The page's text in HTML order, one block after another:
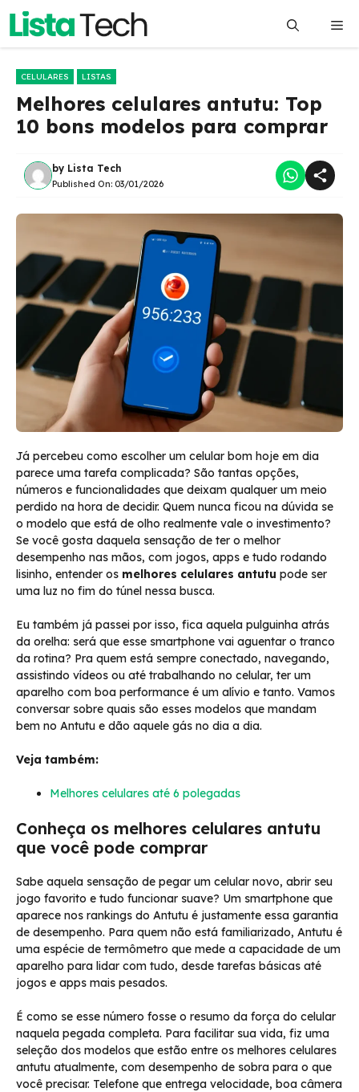
Pular
o
CELULARES LISTAS
Melhores celulares antutu: Top
10 bons modelos para comprar
by Lista Tech
Published On: 03/01/2026
Já percebeu como escolher um celular bom hoje em dia
parece uma tarefa complicada? São tantas opções,
números e funcionalidades que deixam qualquer um meio
perdido na hora de decidir. Quem nunca ficou na dúvida se
o modelo que está de olho realmente vale o investimento?
Se você gosta daquela sensação de ter o melhor
desempenho nas mãos, com jogos, apps e tudo rodando
lisinho, entender os melhores celulares antutu pode ser
uma luz no fim do túnel nessa busca.
Eu também já passei por isso, fica aquela pulguinha atrás
da orelha: será que esse smartphone vai aguentar o tranco
da rotina? Pra quem está sempre conectado, navegando,
assistindo vídeos ou até trabalhando no celular, ter um
aparelho com boa performance é um alívio e tanto. Vamos
conversar sobre quais são esses modelos que mandam
bem no Antutu e dão aquele gás no dia a dia.
Veja também:
Melhores celulares até 6 polegadas
Conheça os melhores celulares antutu
que você pode comprar
Sabe aquela sensação de pegar um celular novo, abrir seu
jogo favorito e tudo funcionar suave? Um smartphone que
aparece nos rankings do Antutu é justamente essa garantia
de desempenho. Para quem não está familiarizado, Antutu é
uma espécie de termômetro que mede a capacidade de um
aparelho para lidar com tudo, desde tarefas básicas até
jogos e apps mais pesados.
É como se esse número fosse o resumo da força do celular
naquela pegada completa. Para facilitar sua vida, fiz uma
seleção dos modelos que estão entre os melhores celulares
antutu atualmente, com desempenho de sobra para o que
você precisar. Telefone que entrega velocidade, boa câmera